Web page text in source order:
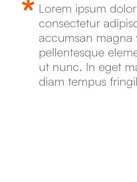
Lorem ipsum
consectetur
accumsan magna
pellentesque
ut nunc. In eget
diam tempus